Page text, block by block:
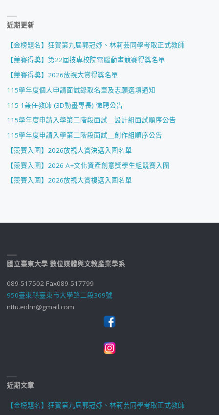
近期更新
【金榜題名】狂賀第九屆郭冠妤、林莉芸同學考取正式教師
【競賽得獎】第22屆技專校院電腦動畫競賽得獎名單
【競賽得獎】2026放視大賞得獎名單
115學年度個人申請面試錄取名單及志願選填通知
115-1兼任教師 (3D動畫專長) 徵聘公告
115學年度申請入學第二階段面試＿設計組面試順序公告
115學年度申請入學第二階段面試＿創作組順序公告
【競賽入圍】2026放視大賞決選入圍名單
【競賽入圍】2026 A+文化資產創意獎學生組競賽入圍
【競賽入圍】2026放視大賞複選入圍名單
國立臺東大學 數位媒體與文教產業學系
089-517502 Fax089-517799
950臺東縣臺東市大學路二段369號
nttu.eidm@gmail.com
近期文章
【金榜題名】狂賀第九屆郭冠妤、林莉芸同學考取正式教師